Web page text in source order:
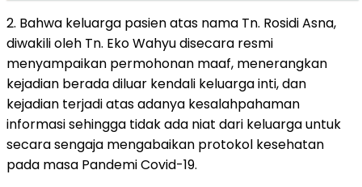
2. Bahwa keluarga pasien atas nama Tn. Rosidi Asna,
diwakili oleh Tn. Eko Wahyu disecara resmi
menyampaikan permohonan maaf, menerangkan
kejadian berada diluar kendali keluarga inti, dan
kejadian terjadi atas adanya kesalahpahaman
informasi sehingga tidak ada niat dari keluarga untuk
secara sengaja mengabaikan protokol kesehatan
pada masa Pandemi Covid-19.